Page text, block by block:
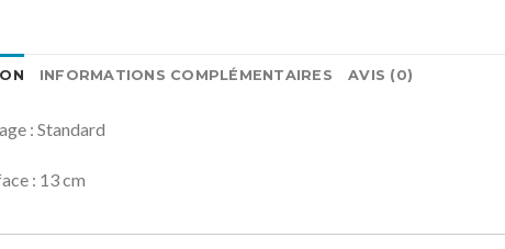
INFORMATIONS COMPLÉMENTAIRES AVIS (0)
: Standard
: 13 cm